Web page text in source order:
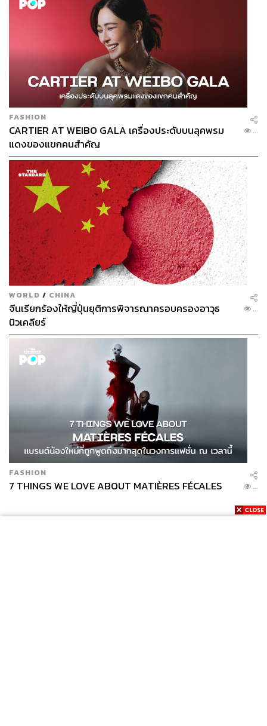
FASHION
CARTIER AT WEIBO GALA เครื่องประดับบนลุคพรม
แดงของแขกคนสำคัญ
...
WORLD / CHINA
จีนเรียกร้องให้ญี่ปุ่นยุติการพิจารณาครอบครองอาวุธ
นิวเคลียร์
...
FASHION
7 THINGS WE LOVE ABOUT MATIÈRES FÉCALES ...